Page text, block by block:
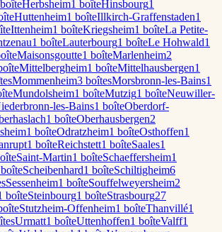
boîteHerbsheim1 boîteHinsbourg1
Huttenheim1 boîteIllkirch-Graffenstaden1
Ittenheim1 boîteKriegsheim1 boîteLa Petite-
1 boîteLauterbourg1 boîteLe Hohwald1
Maisonsgoutte1 boîteMarlenheim2
Mittelbergheim1 boîteMittelhausbergen1
sMommenheim3 boîtesMorsbronn-les-Bains1
Mundolsheim1 boîteMutzig1 boîteNeuwiller-
les-Bains1 boîteOberdorf-
1 boîteOberhausbergen2
1 boîteOdratzheim1 boîteOsthoffen1
1 boîteReichstett1 boîteSaales1
Saint-Martin1 boîteSchaeffersheim1
boîteScheibenhard1 boîteSchiltigheim6
sSessenheim1 boîteSouffelweyersheim2
boîteSteinbourg1 boîteStrasbourg27
Stutzheim-Offenheim1 boîteThanvillé1
sUrmatt1 boîteUttenhoffen1 boîteValff1